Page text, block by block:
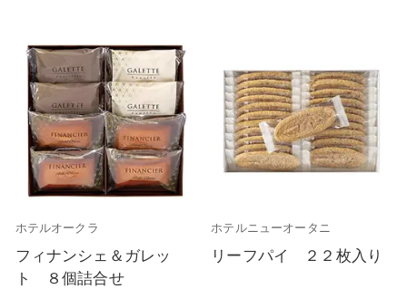
ホテルオークラ
フィナンシェ＆ガレッ
ト ８個詰合せ
ホテルニューオータニ
リーフパイ ２２枚入り